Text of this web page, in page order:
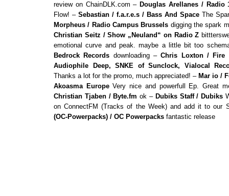
review on ChainDLK.com – Douglas Arellanes / Radio
Flow! – Sebastian / f.a.r.e.s / Bass And Space The
Morpheus / Radio Campus Brussels digging the spark
Christian Seitz / Show „Neuland“ on Radio Z
emotional curve and peak. maybe a little bit too
Bedrock Records downloading –Chris Loxton / Fire
Audiophile Deep, SNKE of Sunclock, Vialocal
Thanks a lot for the promo, much appreciated! – Mar io /
Akoasma EuropeVery nice and powerfull Ep. Great
Christian Tjaben / Byte.fm ok – Dubiks Staff / Dubiks
on ConnectFM (Tracks of the Week) and add it to our
(OC-Powerpacks) / OC Powerpacks fantastic release